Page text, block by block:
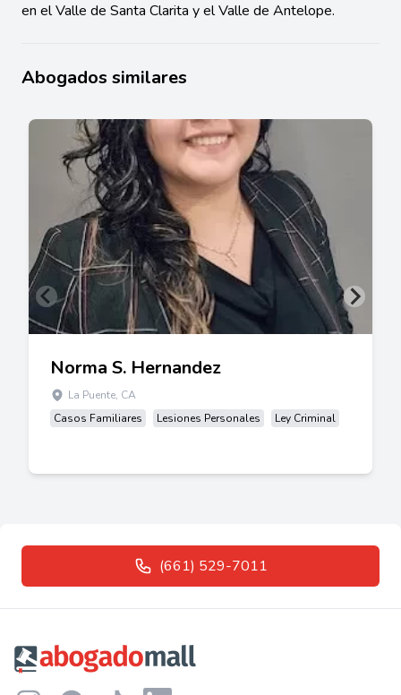
en el Valle de Santa Clarita y el Valle de Antelope.
Abogados similares
Norma S. Hernandez
La Puente, CA
Casos Familiares
Lesiones Personales Ley Criminal
(661) 529-7011